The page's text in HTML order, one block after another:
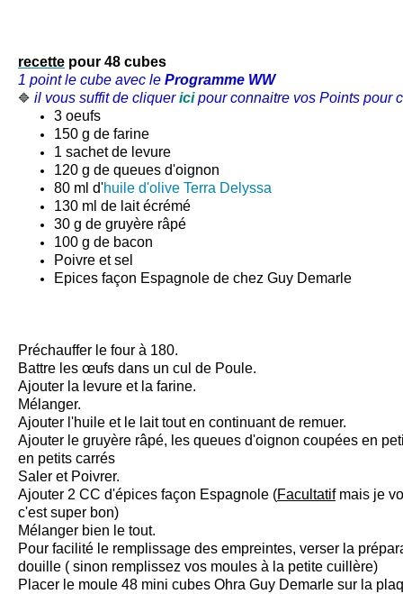
recette pour 48 cubes
1 point le cube avec le Programme WW
🔷 il vous suffit de cliquer icipour connaitre vos Points pour
3 oeufs
150 g de farine
1 sachet de levure
120 g de queues d'oignon
80 ml d'huile d'olive Terra Delyssa
130 ml de lait écrémé
30 g de gruyère râpé
100 g de bacon
Poivre et sel
Epices façon Espagnole de chez Guy Demarle
Préchauffer le four à 180.
Battre les œufs dans un cul de Poule.
Ajouter la levure et la farine.
Mélanger.
Ajouter l'huile et le lait tout en continuant de remuer.
Ajouter le gruyère râpé, les queues d'oignon coupées en
en petits carrés
Saler et Poivrer.
Ajouter 2 CC d'épices façon Espagnole (Facultatifmais je
c'est super bon)
Mélanger bien le tout.
Pour facilité le remplissage des empreintes, verser la
douille ( sinon remplissez vos moules à la petite cuillère)
Placer le moule 48 mini cubes Ohra Guy Demarle sur la